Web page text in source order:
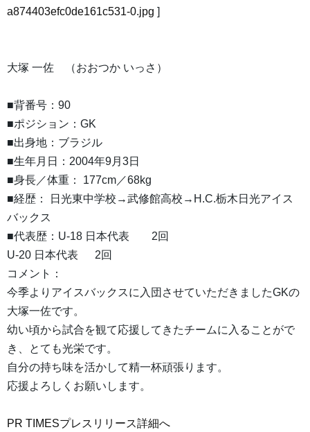
a874403efc0de161c531-0.jpg ]
大塚 一佐 （おおつか いっさ）
■背番号：90
■ポジション：GK
■出身地：ブラジル
■生年月日：2004年9月3日
■身長／体重： 177cm／68kg
■経歴： 日光東中学校→武修館高校→H.C.栃木日光アイス
バックス
■代表歴：U-18 日本代表 2回
U-20 日本代表 2回
コメント：
今季よりアイスバックスに入団させていただきましたGKの
大塚一佐です。
幼い頃から試合を観て応援してきたチームに入ることがで
き、とても光栄です。
自分の持ち味を活かして精一杯頑張ります。
応援よろしくお願いします。
PR TIMESプレスリリース詳細へ